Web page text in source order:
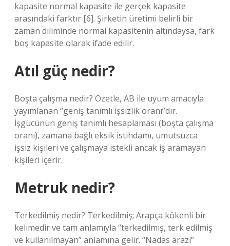
kapasite normal kapasite ile gerçek kapasite
arasındaki farktır [6]. Şirketin üretimi belirli bir
zaman diliminde normal kapasitenin altındaysa, fark
boş kapasite olarak ifade edilir.
Atıl güç nedir?
Boşta çalışma nedir? Özetle, AB ile uyum amacıyla
yayımlanan “geniş tanımlı işsizlik oranı”dır.
İşgücünün geniş tanımlı hesaplaması (boşta çalışma
oranı), zamana bağlı eksik istihdamı, umutsuzca
işsiz kişileri ve çalışmaya istekli ancak iş aramayan
kişileri içerir.
Metruk nedir?
Terkedilmiş nedir? Terkedilmiş; Arapça kökenli bir
kelimedir ve tam anlamıyla “terkedilmiş, terk edilmiş
ve kullanılmayan” anlamına gelir. “Nadas arazi”